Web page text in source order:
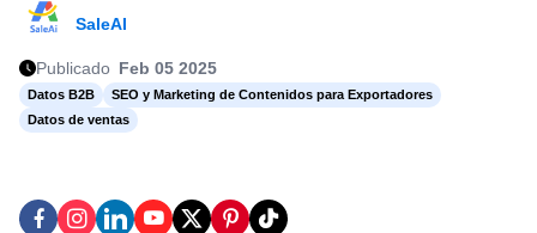
SaleAI
Publicado Feb 05 2025
Datos B2B
SEO y Marketing de Contenidos para Exportadores
Datos de ventas